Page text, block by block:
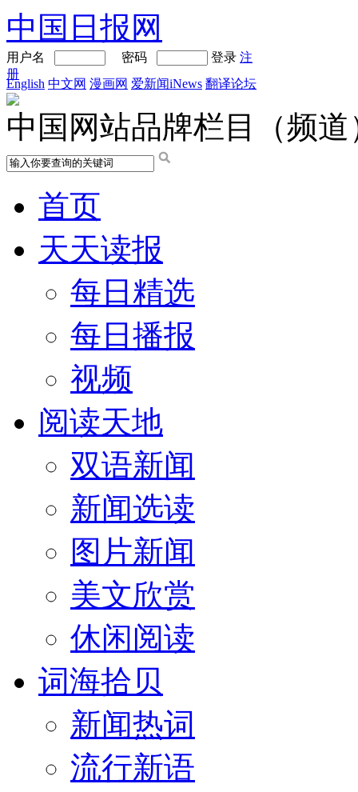
中国日报网
用户名 密码 登录 注
册
English 中文网 漫画网 爱新闻iNews 翻译论坛
中国网站品牌栏目（频道
首页
天天读报
每日精选
每日播报
视频
阅读天地
双语新闻
新闻选读
图片新闻
美文欣赏
休闲阅读
词海拾贝
新闻热词
流行新语